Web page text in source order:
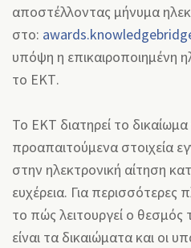
αποστέλλοντας μήνυμα
στο:
υπόψη η επικαιροποιημένη
το ΕΚΤ.
Το ΕΚΤ διατηρεί το
προαπαιτούμενα στοιχεία
στην ηλεκτρονική αίτηση
ευχέρεια. Για περισσότερες
το πώς λειτουργεί ο θεσμός
είναι τα δικαιώματα και οι